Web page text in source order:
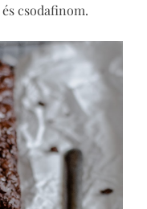
csodafinom.